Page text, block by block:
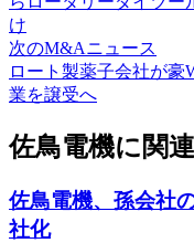
け
次のM&Aニュース
ロート製薬子会社が豪
業を譲受へ
佐鳥電機に関
佐鳥電機、孫会社
社化